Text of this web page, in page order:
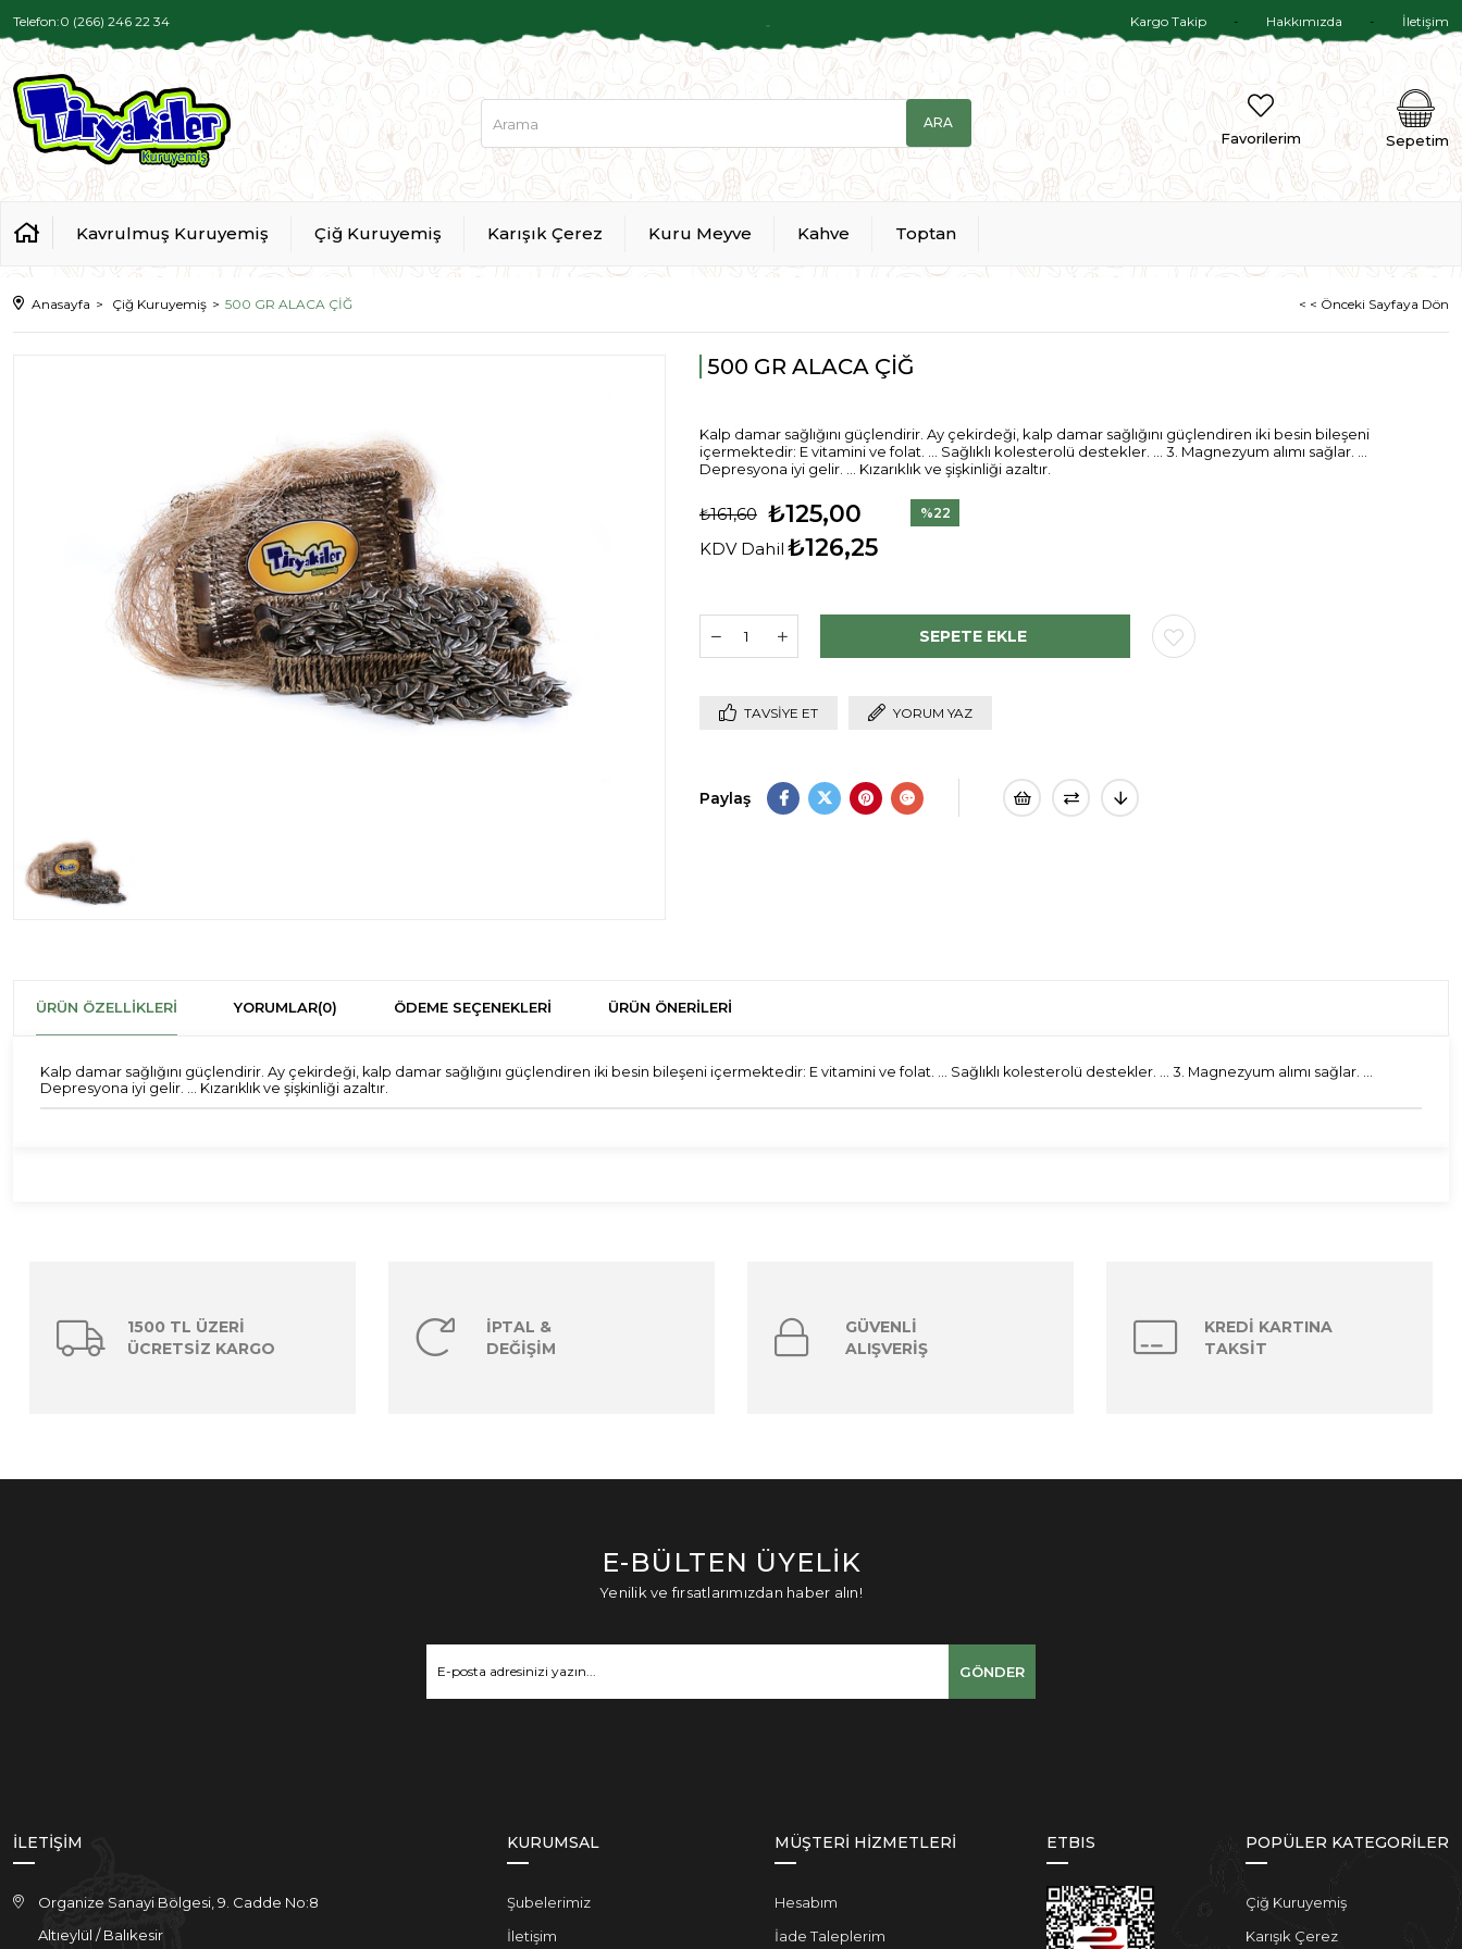
Telefon:0 (266) 246 22 34 Kargo Takip Hakkımızda İletişim
Sepetim
Favorilerim
Kavrulmuş Kuruyemiş Çiğ Kuruyemiş Karışık Çerez Kuru Meyve Kahve Toptan
Anasayfa Çiğ Kuruyemiş 500 GR ALACA ÇİĞ < < Önceki Sayfaya Dön
500 GR ALACA ÇİĞ
Kalp damar sağlığını güçlendirir. Ay çekirdeği, kalp damar sağlığını güçlendiren iki besin bileşeni
içermektedir: E vitamini ve folat. ... Sağlıklı kolesterolü destekler. ... 3. Magnezyum alımı sağlar. ...
Depresyona iyi gelir. ... Kızarıklık ve şişkinliği azaltır.
₺161,60 ₺125,00
KDV Dahil ₺126,25
%22
TAVSIYE ET YORUM YAZ
Paylaş
ÜRÜN ÖZELLIKLERI YORUMLAR(0) ÖDEME SEÇENEKLERI ÜRÜN ÖNERILERI
Kalp damar sağlığını güçlendirir. Ay çekirdeği, kalp damar sağlığını güçlendiren iki besin bileşeni içermektedir: E vitamini ve folat. ... Sağlıklı kolesterolü destekler. ... 3. Magnezyum alımı sağlar. ...
Depresyona iyi gelir. ... Kızarıklık ve şişkinliği azaltır.
1500 TL ÜZERİ
ÜCRETSİZ KARGO
İPTAL &
DEĞİŞİM
GÜVENLİ
ALIŞVERİŞ
KREDİ KARTINA
TAKSİT
E-BÜLTEN ÜYELİK
Yenilik ve fırsatlarımızdan haber alın!
GÖNDER
İLETİŞİM
Organize Sanayi Bölgesi, 9. Cadde No:8
Altıeylül / Balıkesir
KURUMSAL
Şubelerimiz
İletişim
MÜŞTERİ HİZMETLERİ
Hesabım
İade Taleplerim
ETBIS POPÜLER KATEGORİLER
Çiğ Kuruyemiş
Karışık Çerez